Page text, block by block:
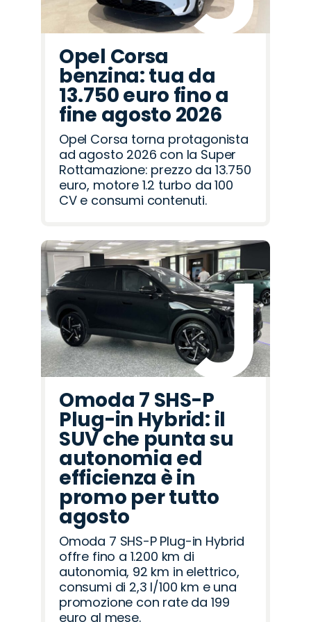
Opel Corsa
benzina: tua da
13.750 euro fino a
fine agosto 2026
Opel Corsa torna protagonista
ad agosto 2026 con la Super
Rottamazione: prezzo da 13.750
euro, motore 1.2 turbo da 100
CV e consumi contenuti.
Omoda 7 SHS-P
Plug-in Hybrid: il
SUV che punta su
autonomia ed
efficienza è in
promo per tutto
agosto
Omoda 7 SHS-P Plug-in Hybrid
offre fino a 1.200 km di
autonomia, 92 km in elettrico,
consumi di 2,3 l/100 km e una
promozione con rate da 199
euro al mese.